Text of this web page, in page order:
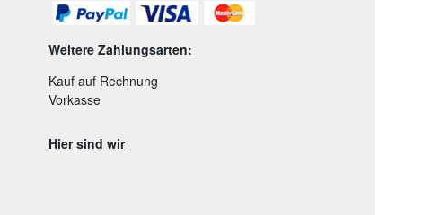
Weitere Zahlungsarten:
Kauf auf Rechnung
Vorkasse
Hier sind wir